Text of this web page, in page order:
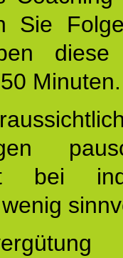
Sie
diese
Minuten.
bei